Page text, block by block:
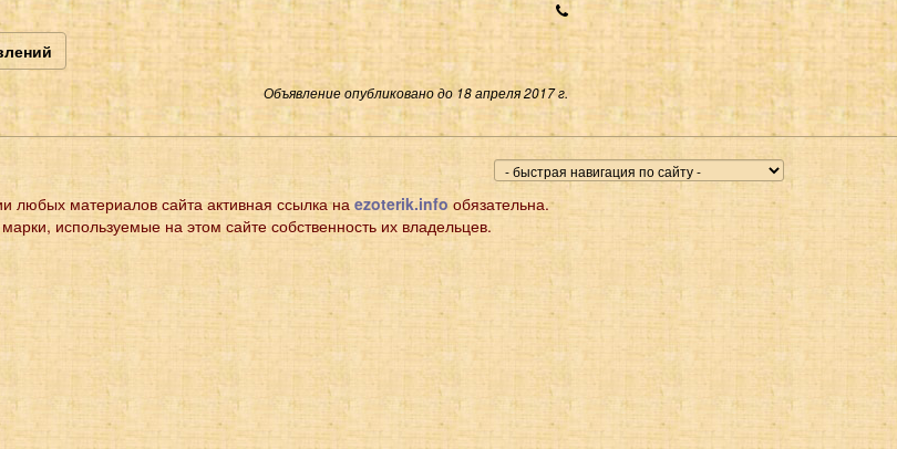
Объявление опубликовано до 18 апреля 2017 г.
любых материалов сайта активная ссылка на ezoterik.infoобязательна.
используемые на этом сайте собственность их владельцев.